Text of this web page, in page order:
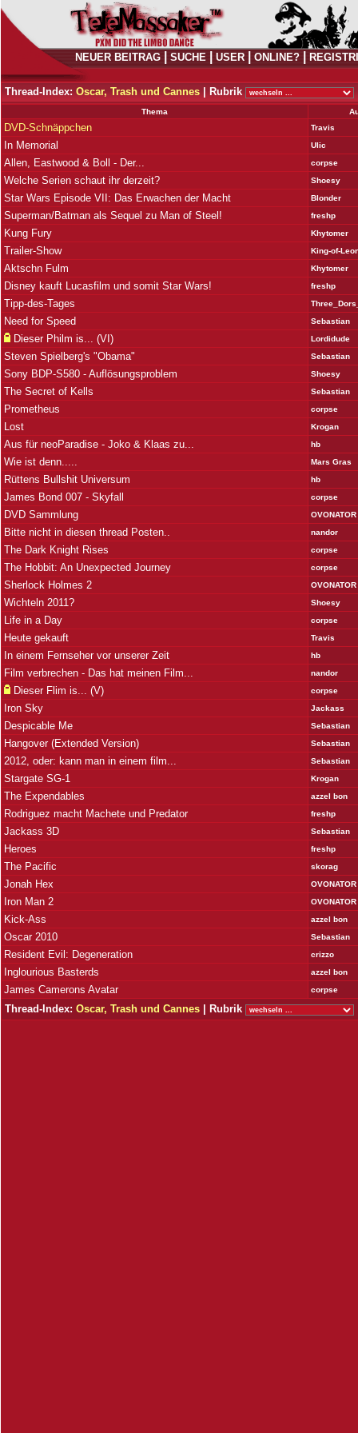
NEUER BEITRAG SUCHE USER ONLINE?
Thread-Index: Oscar, Trash und Cannes Rubrik
Thema
DVD-Schnäppchen Travis
In Memorial Ulic
Allen, Eastwood & Boll - Der... corpse
Welche Serien schaut ihr derzeit? Shoesy
Star Wars Episode VII: Das Erwachen der Macht Blonder
Superman/Batman als Sequel zu Man of Steel! freshp
Kung Fury Khytomer
Trailer-Show King-of-
Aktschn Fulm Khytomer
Disney kauft Lucasfilm und somit Star Wars! freshp
Tipp-des-Tages
Need for Speed Sebastian
Dieser Philm is... (VI) Lordidude
Steven Spielberg's "Obama" Sebastian
Sony BDP-S580 - Auflösungsproblem Shoesy
The Secret of Kells Sebastian
Prometheus corpse
Lost Krogan
Aus für neoParadise - Joko & Klaas zu... hb
Wie ist denn..... Mars Gras
Rüttens Bullshit Universum hb
James Bond 007 - Skyfall corpse
DVD Sammlung OVONATOR
Bitte nicht in diesen thread Posten.. nandor
The Dark Knight Rises corpse
The Hobbit: An Unexpected Journey corpse
Sherlock Holmes 2 OVONATOR
Wichteln 2011? Shoesy
Life in a Day corpse
Heute gekauft Travis
In einem Fernseher vor unserer Zeit hb
Film verbrechen - Das hat meinen Film... nandor
Dieser Flim is... (V) corpse
Iron Sky Jackass
Despicable Me Sebastian
Hangover (Extended Version) Sebastian
2012, oder: kann man in einem film... Sebastian
Stargate SG-1 Krogan
The Expendables azzel bon
Rodriguez macht Machete und Predator freshp
Jackass 3D Sebastian
Heroes freshp
The Pacific skorag
Jonah Hex OVONATOR
Iron Man 2 OVONATOR
Kick-Ass azzel bon
Oscar 2010 Sebastian
Resident Evil: Degeneration crizzo
Inglourious Basterds azzel bon
James Camerons Avatar corpse
Thread-Index: Oscar, Trash und Cannes | Rubrik